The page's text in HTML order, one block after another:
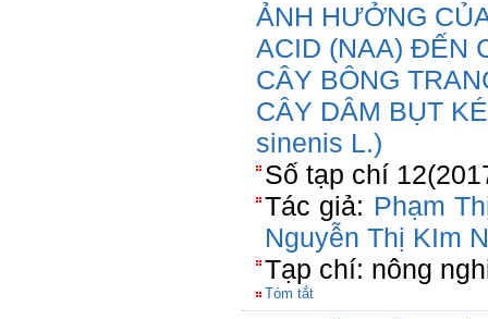
ẢNH HƯỞNG
ACID (NAA) ĐẾN
CÂY BÔNG
CÂY DÂM BỤT
sinenis L.)
Số tạp chí
Tác giả: Phạm
Nguyễn Thị KIm
Tạp chí: nông
Tóm tắt